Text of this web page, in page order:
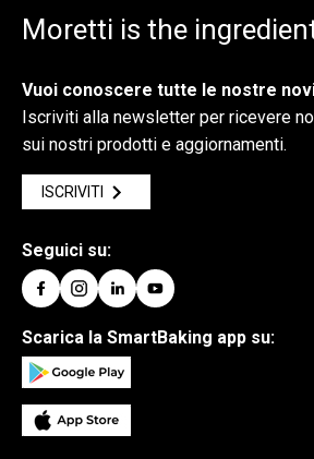
Moretti is the
Vuoi conoscere tutte le nostre
Iscriviti alla newsletter per ricevere
sui nostri prodotti e aggiornamenti.
ISCRIVITI
Seguici su:
Scarica la SmartBaking app su: